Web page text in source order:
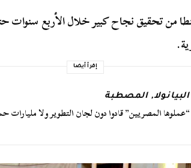
من تحقيق نجاح كبير خلال الأربع سنوات
إقرأ أيضا
البيانولا,المصطبة
“عملوها المصريين” قادوا دون لجان التطوير ولا مليارات